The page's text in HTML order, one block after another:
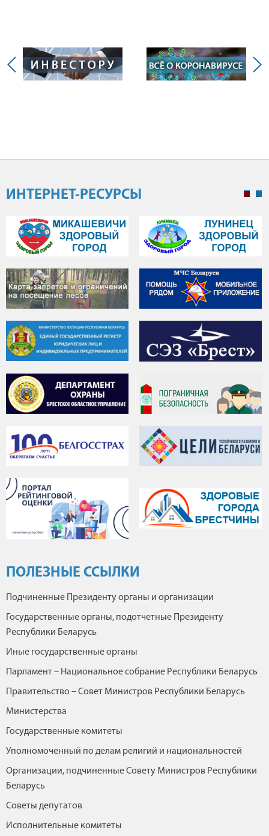
ИНТЕРНЕТ-РЕСУРСЫ
ПОЛЕЗНЫЕ ССЫЛКИ
Подчиненные Президенту органы и организации
Государственные органы, подотчетные Президенту
Республики Беларусь
Иные государственные органы
Парламент – Национальное собрание Республики Беларусь
Правительство – Совет Министров Республики Беларусь
Министерства
Государственные комитеты
Уполномоченный по делам религий и национальностей
Организации, подчиненные Совету Министров Республики
Беларусь
Советы депутатов
Исполнительные комитеты